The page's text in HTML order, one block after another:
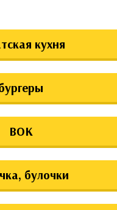
кухня
ВОК
булочки